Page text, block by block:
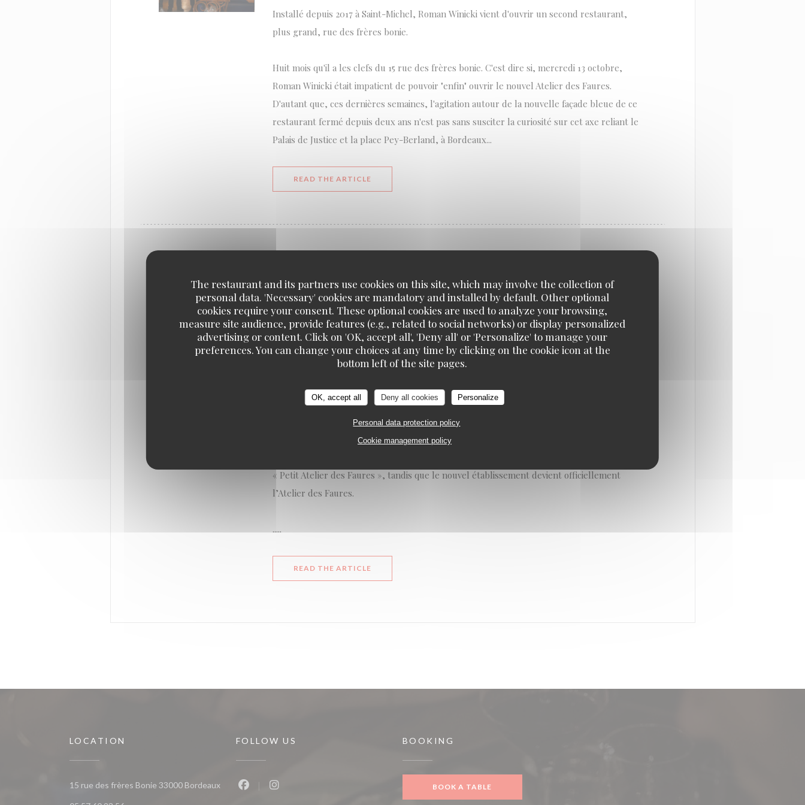
The restaurant and its partners use cookies on this site, which may involve the collection of
personal data. 'Necessary' cookies are mandatory and installed by default. Other optional
cookies require your consent. These optional cookies are used to analyze your browsing,
measure site audience, provide features (e.g., related to social networks) or display personalized
advertising or content. Click on 'OK, accept all', 'Deny all' or 'Personalize' to manage your
preferences. You can change your choices at any time by clicking on the cookie icon at the
bottom left of the site pages.
OK, accept all Deny all cookies Personalize
Personal data protection policy
Cookie management policy
Installé depuis 2017 à Saint-Michel, Roman Winicki vient d'ouvrir un second restaurant,
plus grand, rue des frères bonie.
Huit mois qu'il a les clefs du 15 rue des frères bonie. C'est dire si, mercredi 13 octobre,
Roman Winicki était impatient de pouvoir "enfin" ouvrir le nouvel Atelier des Faures.
D'autant que, ces dernières semaines, l'agitation autour de la nouvelle façade bleue de ce
restaurant fermé depuis deux ans n'est pas sans susciter la curiosité sur cet axe reliant le
Palais de Justice et la place Pey-Berland, à Bordeaux...
READ THE ARTICLE((OPENS IN A NEW WINDOW))
L’Atelier des Faures fait partie de ces belles petites adresses prisées des bordelais. Ce
restaurant de la rue des Faures n’avait qu’un seul défaut, celui d’avoir peu de couverts et
du coup d’être toujours complet! Il faut dire que la cuisine de Roman Winicki a séduit
rapidement la clientèle, le rapport qualité/prix est excellent, l’ambiance cool et
Victime de son succès, Roman Winicki et sa compagne Claire viennent d’ouvrir un nouveau
restaurant, toujours dans le même esprit mais beaucoup plus spacieux. En raison du
« Petit Atelier des Faures », tandis que le nouvel établissement devient officiellement
l’Atelier des Faures.
.....
READ THE ARTICLE((OPENS IN A NEW WINDOW))
LOCATION
15 rue des frères Bonie 33000 Bordeaux((opens in a new window))
FOLLOW US BOOKING
BOOK A TABLE